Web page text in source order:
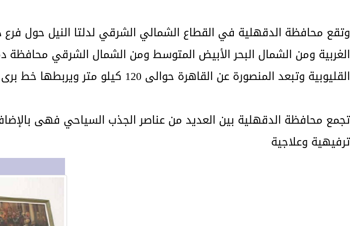
وتقع محافظة الدقهلية في القطاع الشمالي الشرقي لدلتا النيل حول
الغربية ومن الشمال البحر الأبيض المتوسط ومن الشمال الشرقي
القليوبية وتبعد المنصورة عن القاهرة حوالى 120 كيلو متر ويربطها خط برى وخط حديدي
تجمع محافظة الدقهلية بين العديد من عناصر الجذب السياحي فهى بالإضافة
ترفيهية وعلاجية